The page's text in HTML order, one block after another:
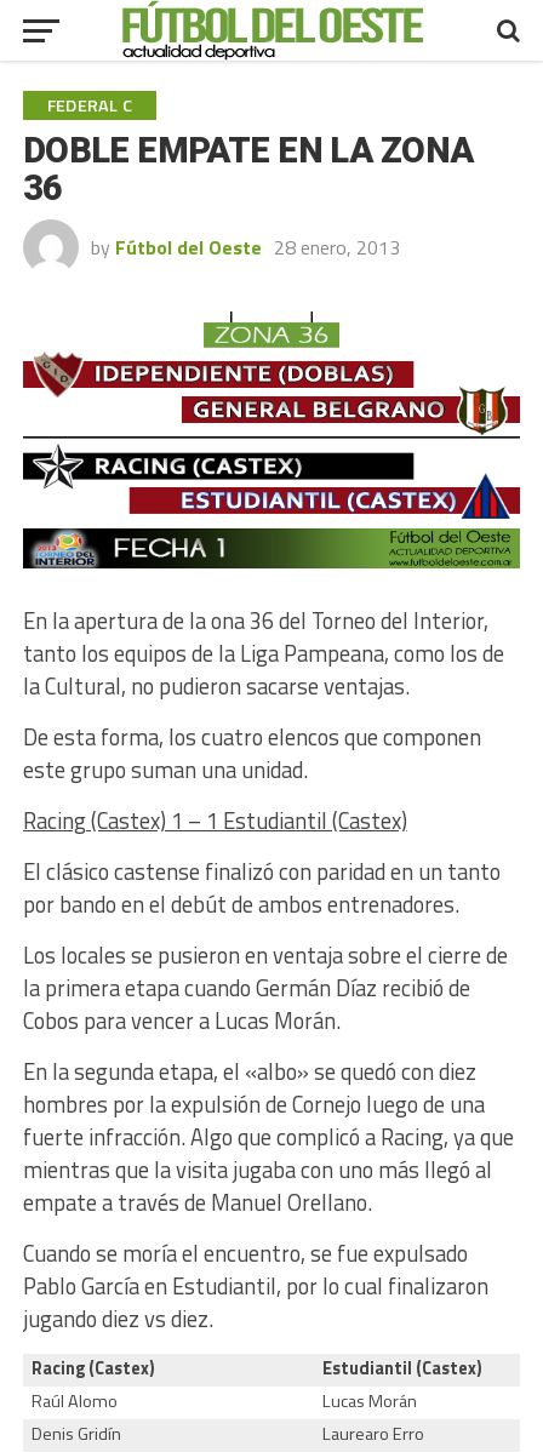
FEDERAL C
DOBLE EMPATE EN LA ZONA
36
by Fútbol del Oeste 28 enero, 2013
En la apertura de la ona 36 del Torneo del Interior,
tanto los equipos de la Liga Pampeana, como los de
la Cultural, no pudieron sacarse ventajas.
De esta forma, los cuatro elencos que componen
este grupo suman una unidad.
Racing (Castex) 1 – 1 Estudiantil (Castex)
El clásico castense finalizó con paridad en un tanto
por bando en el debút de ambos entrenadores.
Los locales se pusieron en ventaja sobre el cierre de
la primera etapa cuando Germán Díaz recibió de
Cobos para vencer a Lucas Morán.
En la segunda etapa, el «albo» se quedó con diez
hombres por la expulsión de Cornejo luego de una
fuerte infracción. Algo que complicó a Racing, ya que
mientras que la visita jugaba con uno más llegó al
empate a través de Manuel Orellano.
Cuando se moría el encuentro, se fue expulsado
Pablo García en Estudiantil, por lo cual finalizaron
jugando diez vs diez.
Racing (Castex)
Estudiantil (Castex)
Raúl Alomo
Lucas Morán
Denis Gridín
Laurearo Erro